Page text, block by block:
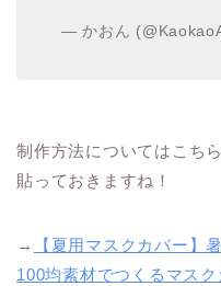
— かおん
制作方法についてはこち
貼っておきますね！
→
【夏用マスクカバー】
100均素材でつくるマスク